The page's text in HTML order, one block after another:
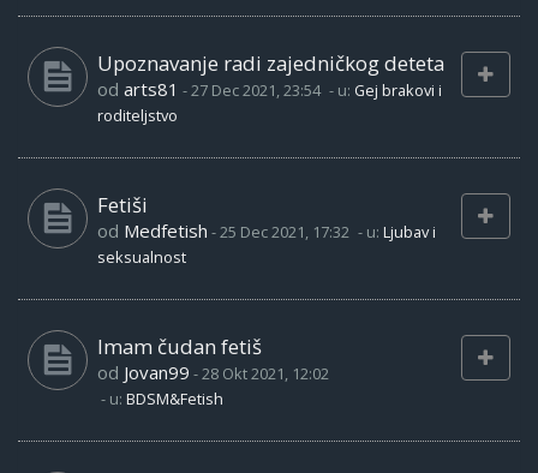
Upoznavanje radi zajedničkog deteta
od arts81 -27 Dec 2021, 23:54 - u: Gej brakovi i
roditeljstvo
Fetiši
od Medfetish -25 Dec 2021, 17:32 - u: Ljubav i
seksualnost
Imam čudan fetiš
od Jovan99 -28 Okt 2021, 12:02
- u: BDSM&Fetish